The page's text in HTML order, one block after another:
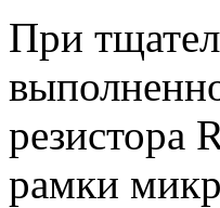
При
резистора
рамки